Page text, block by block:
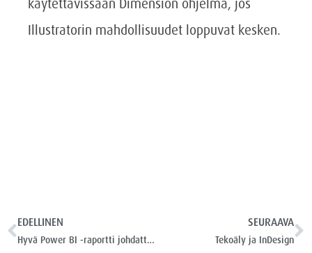
käytettävissään Dimension ohjelma, jos
Illustratorin mahdollisuudet loppuvat kesken.
EDELLINEN
Hyvä Power BI -raportti johdattelee uusien kysymysten äärelle
SEURAAVA
Tekoäly ja InDesign